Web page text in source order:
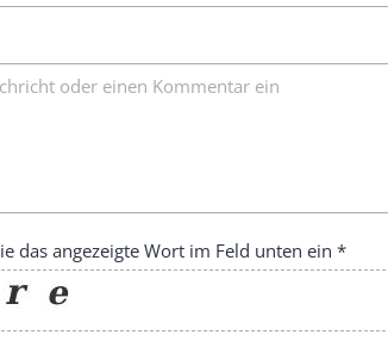
das angezeigte Wort im Feld unten ein *